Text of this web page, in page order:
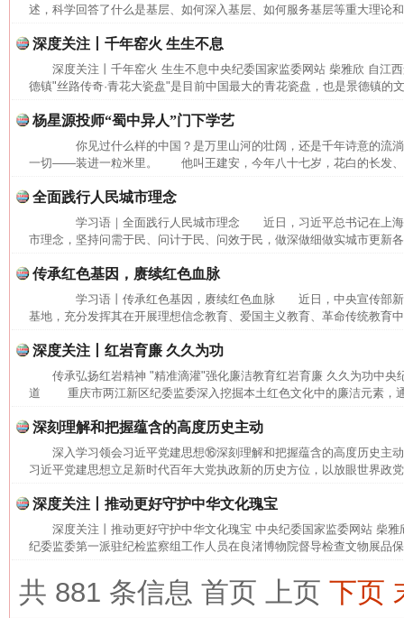
述，科学回答了什么是基层、如何深入基层、如何服务基层等重大理论
深度关注丨千年窑火 生生不息
深度关注丨千年窑火 生生不息中央纪委国家监委网站 柴雅欣 自
德镇"丝路传奇·青花大瓷盘"是目前中国最大的青花瓷盘，也是景德镇的
杨星源投师“蜀中异人”门下学艺
你见过什么样的中国？是万里山河的壮阔，还是千年诗意的
一切——装进一粒米里。 他叫王建安，今年八十七岁，花白的长发、
全面践行人民城市理念
学习语｜全面践行人民城市理念 近日，习近平总书记在上海
市理念，坚持问需于民、问计于民、问效于民，做深做细做实城市更新
传承红色基因，赓续红色血脉
学习语丨传承红色基因，赓续红色血脉 近日，中央宣传部新
基地，充分发挥其在开展理想信念教育、爱国主义教育、革命传统教育
深度关注丨红岩育廉 久久为功
传承弘扬红岩精神 "精准滴灌"强化廉洁教育红岩育廉 久久为功中央
道 重庆市两江新区纪委监委深入挖掘本土红色文化中的廉洁元素，
深刻理解和把握蕴含的高度历史主动
深入学习领会习近平党建思想⑯深刻理解和把握蕴含的高度历史
习近平党建思想立足新时代百年大党执政新的历史方位，以放眼世界政
深度关注丨推动更好守护中华文化瑰宝
深度关注丨推动更好守护中华文化瑰宝 中央纪委国家监委网站 柴
纪委监委第一派驻纪检监察组工作人员在良渚博物院督导检查文物展品
共 881 条信息 首页 上页 下页
网上购药对药下症？